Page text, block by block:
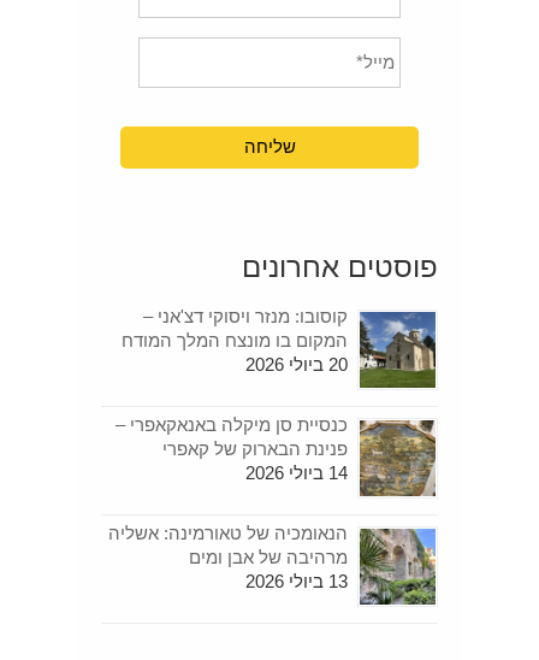
פוסטים אחרונים
קוסובו: מנזר ויסוקי דצ'אני –
המקום בו מונצח המלך המודח
20 ביולי 2026
כנסיית סן מיקלה באנאקאפרי –
פנינת הבארוק של קאפרי
14 ביולי 2026
הנאומכיה של טאורמינה: אשליה
מרהיבה של אבן ומים
13 ביולי 2026